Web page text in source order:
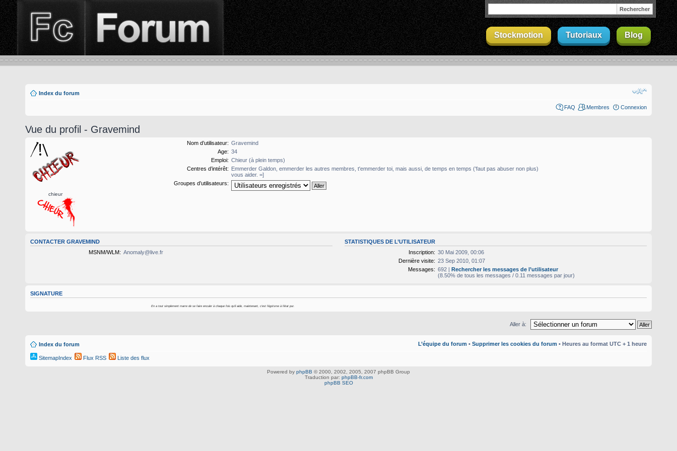
Stockmotion Tutoriaux Blog
Index du forum
FAQ Membres Connexion
Vue du profil - Gravemind
chieur
Nom d’utilisateur: Gravemind
Age: 34
Emploi: Chieur (à plein temps)
Centres d’intérêt: Emmerder Galdon, emmerder les autres membres, t'emmerder toi, mais aussi, de temps en temps ('faut pas abuser non plus)
vous aider. =]
Groupes d’utilisateurs:
CONTACTER GRAVEMIND
MSNM/WLM: Anomaly@live.fr
STATISTIQUES DE L’UTILISATEUR
Inscription: 30 Mai 2009, 00:06
Dernière visite: 23 Sep 2010, 01:07
Messages: 692 |Rechercher les messages de l’utilisateur
(8.50% de tous les messages / 0.11 messages par jour)
SIGNATURE
En a tout simplement marre de se faire enculer à chaque fois qu'il aide, maintenant, c'est l'égoïsme à l'état pur.
Aller à:
Index du forum L’équipe du forum • Supprimer les cookies du forum • Heures au format UTC + 1 heure
SitemapIndex Flux RSS Liste des flux
Powered by phpBB © 2000, 2002, 2005, 2007 phpBB Group
Traduction par: phpBB-fr.com
phpBB SEO